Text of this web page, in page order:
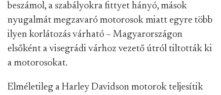
beszámol, a szabályokra fittyet hányó, mások
nyugalmát megzavaró motorosok miatt egyre több
ilyen korlátozás várható – Magyarországon
elsőként a visegrádi várhoz vezető útról tiltották ki
a motorosokat.
Elméletileg a Harley Davidson motorok teljesítik